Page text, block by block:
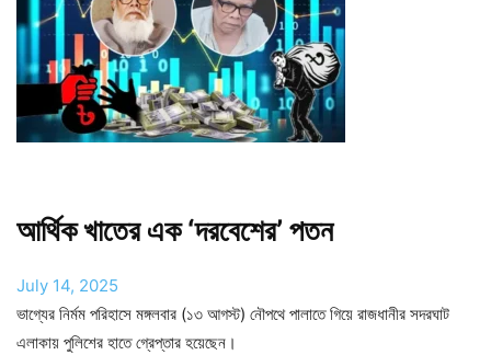
আর্থিক খাতের এক ‘দরবেশের’ পতন
July 14, 2025
ভাগ্যের নির্মম পরিহাসে মঙ্গলবার (১৩ আগস্ট) নৌপথে পালাতে গিয়ে রাজধানীর সদরঘাট
এলাকায় পুলিশের হাতে গ্রেপ্তার হয়েছেন।